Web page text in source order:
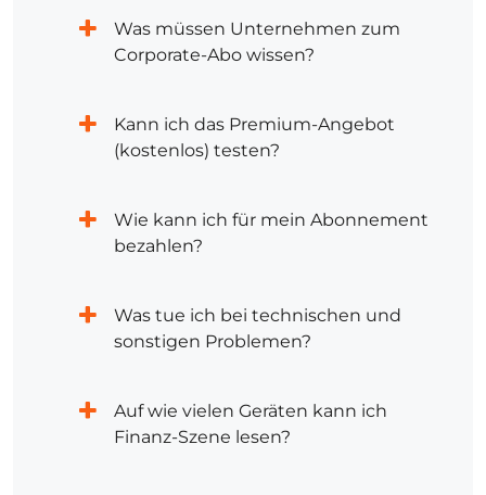
Was müssen Unternehmen zum
Corporate-Abo wissen?
Kann ich das Premium-Angebot
(kostenlos) testen?
Wie kann ich für mein Abonnement
bezahlen?
Was tue ich bei technischen und
sonstigen Problemen?
Auf wie vielen Geräten kann ich
Finanz-Szene lesen?